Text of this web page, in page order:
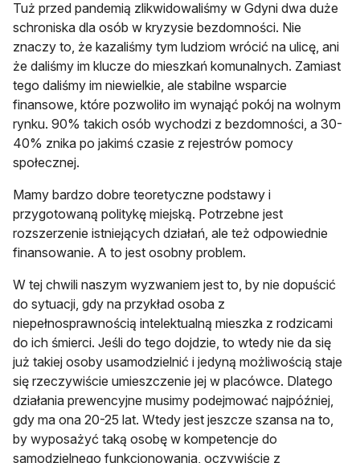
Tuż przed pandemią zlikwidowaliśmy w Gdyni dwa duże
schroniska dla osób w kryzysie bezdomności. Nie
znaczy to, że kazaliśmy tym ludziom wrócić na ulicę, ani
że daliśmy im klucze do mieszkań komunalnych. Zamiast
tego daliśmy im niewielkie, ale stabilne wsparcie
finansowe, które pozwoliło im wynająć pokój na wolnym
rynku. 90% takich osób wychodzi z bezdomności, a 30-
40% znika po jakimś czasie z rejestrów pomocy
społecznej.
Mamy bardzo dobre teoretyczne podstawy i
przygotowaną politykę miejską. Potrzebne jest
rozszerzenie istniejących działań, ale też odpowiednie
finansowanie. A to jest osobny problem.
W tej chwili naszym wyzwaniem jest to, by nie dopuścić
do sytuacji, gdy na przykład osoba z
niepełnosprawnością intelektualną mieszka z rodzicami
do ich śmierci. Jeśli do tego dojdzie, to wtedy nie da się
już takiej osoby usamodzielnić i jedyną możliwością staje
się rzeczywiście umieszczenie jej w placówce. Dlatego
działania prewencyjne musimy podejmować najpóźniej,
gdy ma ona 20-25 lat. Wtedy jest jeszcze szansa na to,
by wyposażyć taką osobę w kompetencje do
samodzielnego funkcjonowania, oczywiście z